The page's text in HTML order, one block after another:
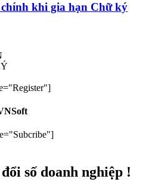
khi gia hạn Chữ ký
số doanh nghiệp !